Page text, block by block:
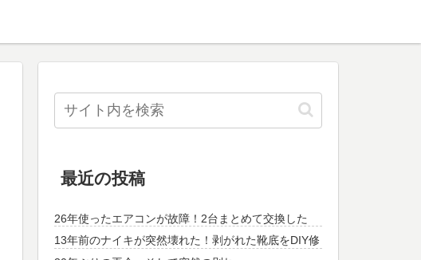
最近の投稿
26年使ったエアコンが故障！2台まとめて交換した
13年前のナイキが突然壊れた！剥がれた靴底をDIY修